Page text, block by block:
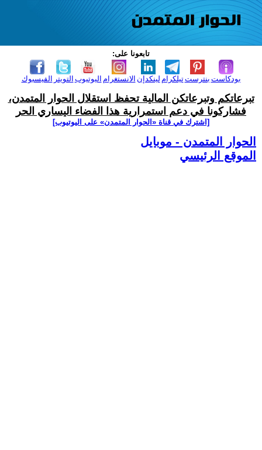
تابعونا على:
الفيسبوك التويتر اليوتيوب الانستغرام لينكدإن تيلكرامبنترست بودكاست
تبرعاتكم وتبرعاتكن المالية تحفظ استقلال الحوار المتمدن،
فشاركونا في دعم استمرارية هذا الفضاء اليساري الحر
[اشترك في قناة ‫«الحوار المتمدن» على اليوتيوب]
الحوار المتمدن - موبايل
الموقع الرئيسي